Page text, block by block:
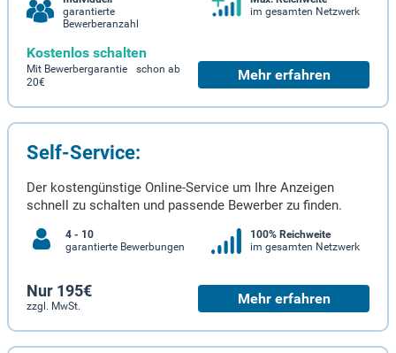
garantierte
Bewerberanzahl
im gesamten Netzwerk
Kostenlos schalten
Mit Bewerbergarantie schon ab
20€
Mehr erfahren
Self-Service:
Der kostengünstige Online-Service um Ihre Anzeigen
schnell zu schalten und passende Bewerber zu finden.
4 - 10
garantierte Bewerbungen
100% Reichweite
im gesamten Netzwerk
Nur 195€
zzgl. MwSt. Mehr erfahren